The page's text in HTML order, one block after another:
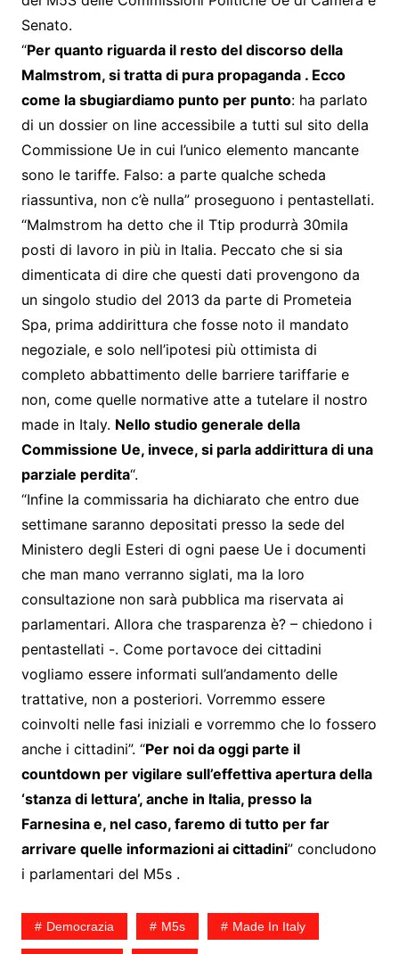
Senato.
“Per quanto riguarda il resto del discorso della
Malmstrom, si tratta di pura propaganda . Ecco
come la sbugiardiamo punto per punto: ha parlato
di un dossier on line accessibile a tutti sul sito della
Commissione Ue in cui l’unico elemento mancante
sono le tariffe. Falso: a parte qualche scheda
riassuntiva, non c’è nulla” proseguono i pentastellati.
“Malmstrom ha detto che il Ttip produrrà 30mila
posti di lavoro in più in Italia. Peccato che si sia
dimenticata di dire che questi dati provengono da
un singolo studio del 2013 da parte di Prometeia
Spa, prima addirittura che fosse noto il mandato
negoziale, e solo nell’ipotesi più ottimista di
completo abbattimento delle barriere tariffarie e
non, come quelle normative atte a tutelare il nostro
made in Italy. Nello studio generale della
Commissione Ue, invece, si parla addirittura di una
parziale perdita“.
“Infine la commissaria ha dichiarato che entro due
settimane saranno depositati presso la sede del
Ministero degli Esteri di ogni paese Ue i documenti
che man mano verranno siglati, ma la loro
consultazione non sarà pubblica ma riservata ai
parlamentari. Allora che trasparenza è? – chiedono i
pentastellati -. Come portavoce dei cittadini
vogliamo essere informati sull’andamento delle
trattative, non a posteriori. Vorremmo essere
coinvolti nelle fasi iniziali e vorremmo che lo fossero
anche i cittadini”. “Per noi da oggi parte il
countdown per vigilare sull’effettiva apertura della
‘stanza di lettura’, anche in Italia, presso la
Farnesina e, nel caso, faremo di tutto per far
arrivare quelle informazioni ai cittadini” concludono
i parlamentari del M5s .
Democrazia M5s Made In Italy